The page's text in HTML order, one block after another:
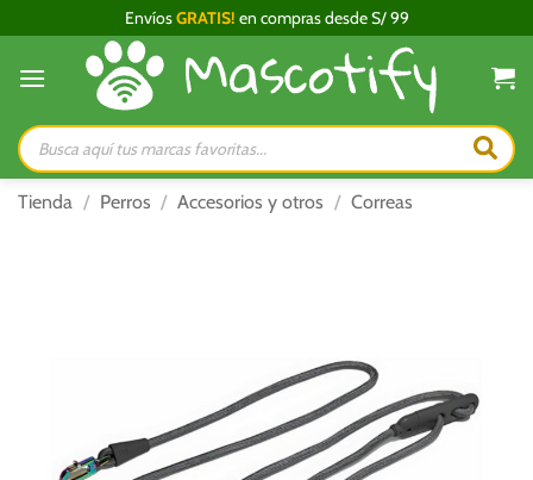
al
contenido
EnvíosGRATIS! en compras desde S/ 99
Búsqueda
de
productos
Tienda / Perros / Accesorios y otros / Correas